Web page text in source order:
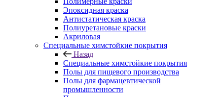
Эпоксидная краска
Антистатическая краска
Полиуретановые краски
Акриловая
Специальные химстойкие покрытия
Назад
Специальные химстойкие покрытия
Полы для пищевого производства
Полы для фармацевтической
промышленности